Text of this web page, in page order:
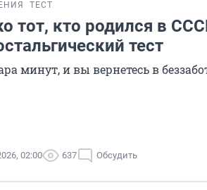
ТЕСТ
тот, кто родился в
тест
минут, и вы вернетесь в
02:00 637 Обсудить